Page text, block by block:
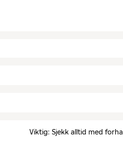
Viktig: Sjekk alltid med